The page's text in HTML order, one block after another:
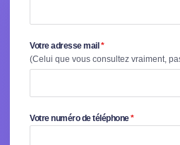
Votre adresse mail*
(Celui que vous consultez vraiment,
Votre numéro de téléphone*